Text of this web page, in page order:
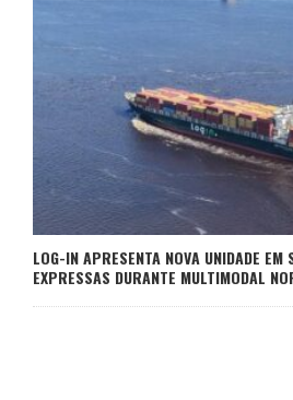
LOG-IN APRESENTA NOVA UNIDADE EM
EXPRESSAS DURANTE MULTIMODAL